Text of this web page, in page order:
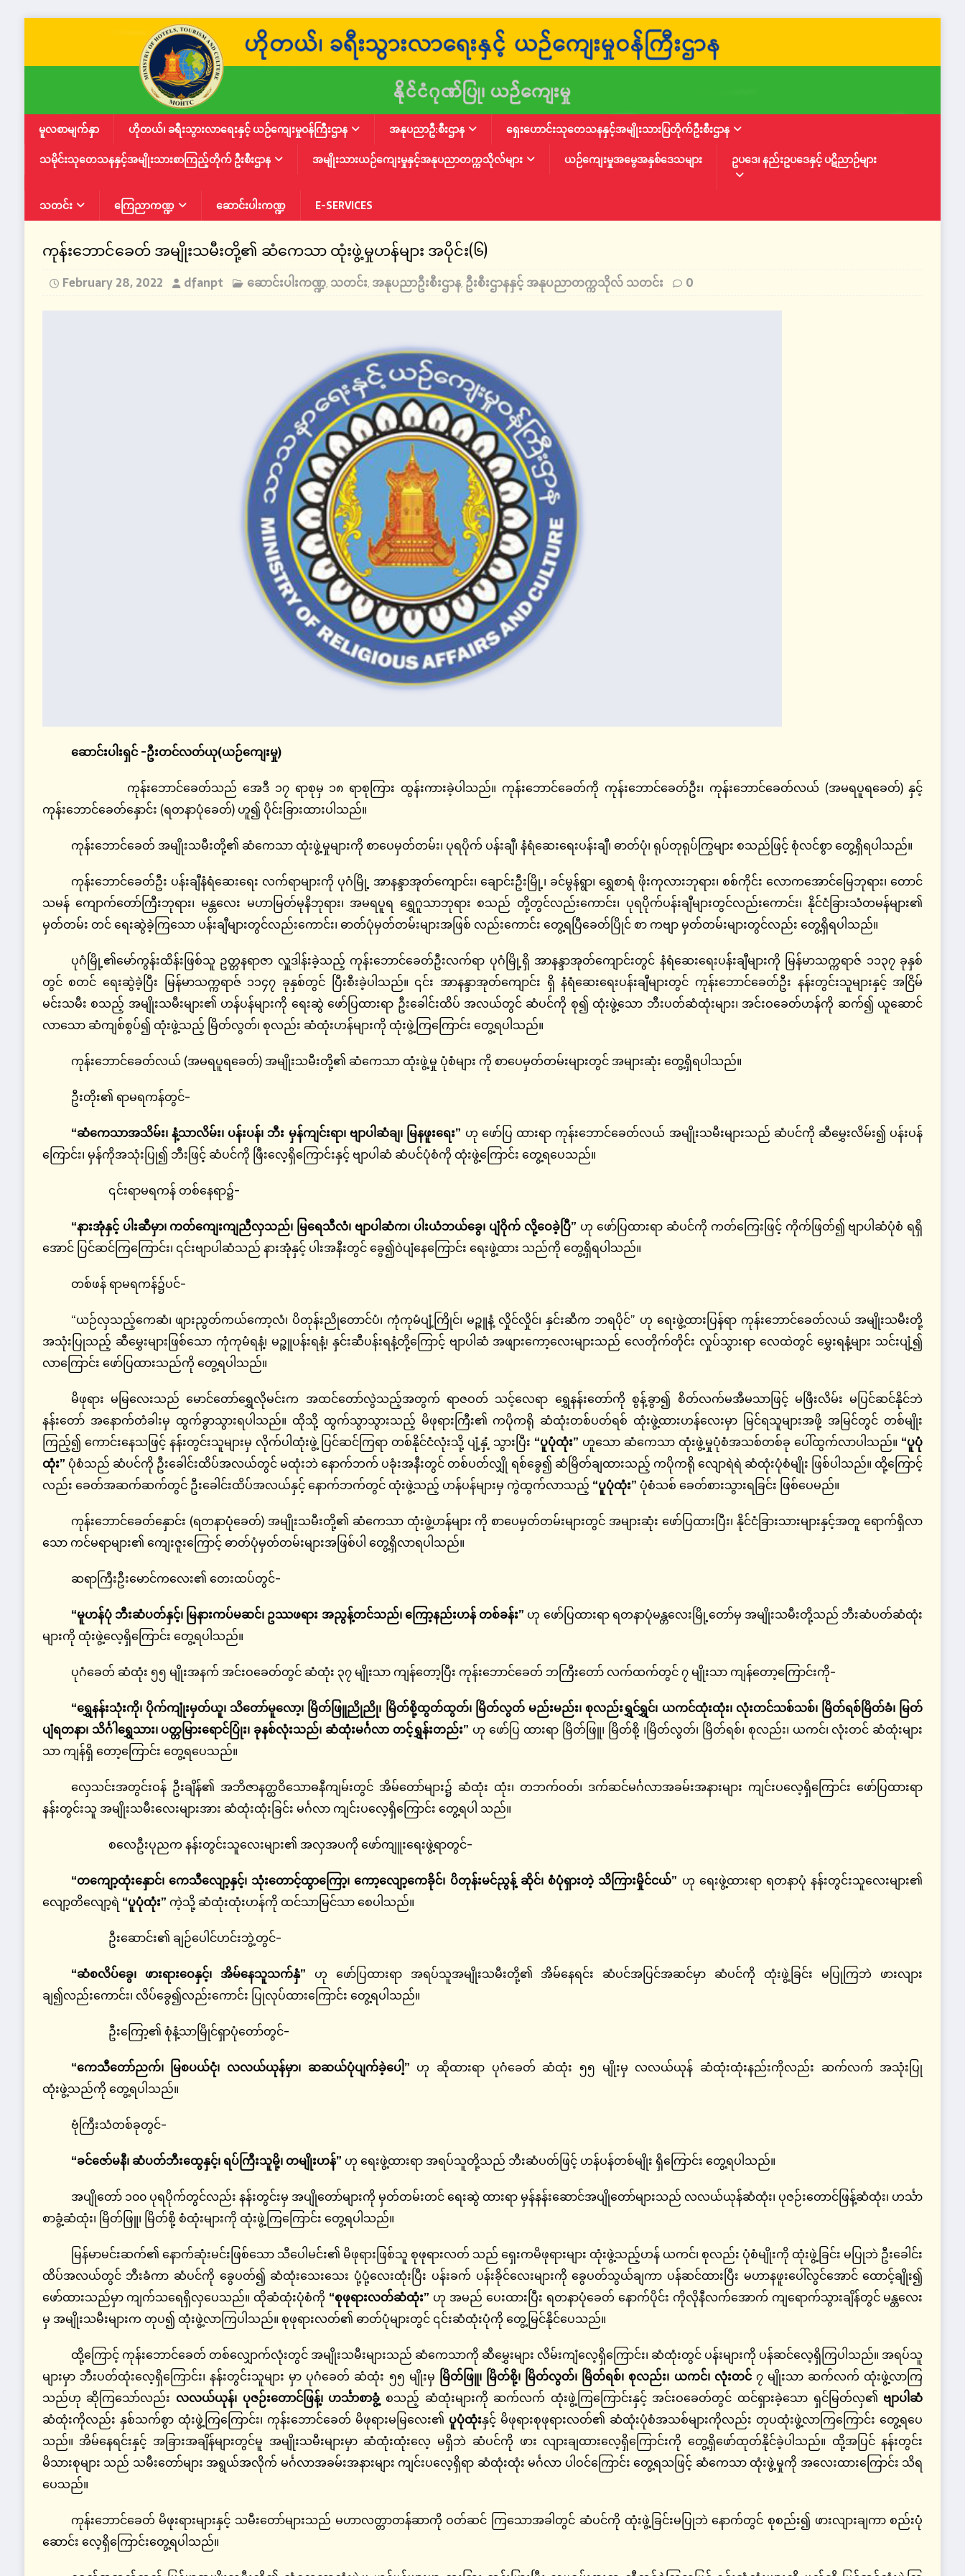
မူလစာမျက်နှာ ဟိုတယ်၊ ခရီးသွားလာရေးနှင့် ယဉ်ကျေးမှုဝန်ကြီးဌာန အနုပညာဦ:စီးဌာန
ရှေးဟောင်းသုတေသနနှင့်အမျိုးသားပြတိုက်ဦးစီးဌာန
သမိုင်းသုတေသနနှင့်အမျိုးသားစာကြည့်တိုက် ဦးစီးဌာန
အမျိုးသားယဉ်ကျေးမှုနှင့်အနုပညာတက္ကသိုလ်များ ယဉ်ကျေးမှုအမွေအနှစ်ဒေသများ ဥပဒေ၊ နည်းဥပဒေနှင့် ပဋိညာဉ်များ
သတင်း ကြေညာကဏ္ဍ ဆောင်းပါးကဏ္ဍ E-SERVICES
ကုန်းဘောင်ခေတ် အမျိုးသမီးတို့၏ ဆံကေသာ ထုံးဖွဲ့မှုဟန်များ အပိုင်း(၆)
February 28, 2022 dfanpt ဆောင်းပါးကဏ္ဍ, သတင်း, အနုပညာဦးစီးဌာန, ဦးစီးဌာနနှင့် အနုပညာတက္ကသိုလ် သတင်း 0
ဆောင်းပါးရှင် -ဦးတင်လတ်ယု(ယဉ်ကျေးမှု)
ကုန်းဘောင်ခေတ်သည် အေဒီ ၁၇ ရာစုမှ ၁၈ ရာစုကြား ထွန်းကားခဲ့ပါသည်။ ကုန်းဘောင်ခေတ်ကို ကုန်းဘောင်ခေတ်ဦး၊ ကုန်းဘောင်ခေတ်လယ် (အမရပူရခေတ်) နှင့်
ကုန်းဘောင်ခေတ်နှောင်း (ရတနာပုံခေတ်) ဟူ၍ ပိုင်းခြားထားပါသည်။
ကုန်းဘောင်ခေတ် အမျိုးသမီးတို့၏ ဆံကေသာ ထုံးဖွဲ့မှုများကို စာပေမှတ်တမ်း၊ ပုရပိုက် ပန်းချီ၊ နံရံဆေးရေးပန်းချီ၊ ဓာတ်ပုံ၊ ရုပ်တုရုပ်ကြွများ စသည်ဖြင့် စုံလင်စွာ တွေ့ရှိရပါသည်။
ကုန်းဘောင်ခေတ်ဦး ပန်းချီနံရံဆေးရေး လက်ရာများကို ပုဂံမြို့ အာနန္ဒာအုတ်ကျောင်း၊ ချောင်းဦးမြို့၊ ခင်မွန်ရွာ၊ ရွှေစာရံ ဖိုးကုလားဘုရား၊ စစ်ကိုင်း လောကအောင်မြေဘုရား၊ တောင်
သမန် ကျောက်တော်ကြီးဘုရား၊ မန္တလေး မဟာမြတ်မုနိဘုရား၊ အမရပူရ ရွှေဂူသာဘုရား စသည် တို့တွင်လည်းကောင်း၊ ပုရပိုက်ပန်းချီများတွင်လည်းကောင်း၊ နိုင်ငံခြားသံတမန်များ၏
မှတ်တမ်း တင် ရေးဆွဲခဲ့ကြသော ပန်းချီများတွင်လည်းကောင်း၊ ဓာတ်ပုံမှတ်တမ်းများအဖြစ် လည်းကောင်း တွေ့ရပြီခေတ်ပြိုင် စာ ကဗျာ မှတ်တမ်းများတွင်လည်း တွေ့ရှိရပါသည်။
ပုဂံမြို့၏မော်ကွန်းထိန်းဖြစ်သူ ဥတ္တနရာဇာ လှူဒါန်းခဲ့သည့် ကုန်းဘောင်ခေတ်ဦးလက်ရာ ပုဂံမြို့ရှိ အာနန္ဒာအုတ်ကျောင်းတွင် နံရံဆေးရေးပန်းချီများကို မြန်မာသက္ကရာဇ် ၁၁၃၇ ခုနှစ်
တွင် စတင် ရေးဆွဲခဲ့ပြီး မြန်မာသက္ကရာဇ် ၁၁၄၇ ခုနှစ်တွင် ပြီးစီးခဲ့ပါသည်။ ၎င်း အာနန္ဒာအုတ်ကျောင်း ရှိ နံရံဆေးရေးပန်းချီများတွင် ကုန်းဘောင်ခေတ်ဦး နန်းတွင်းသူများနှင့် အငြိမ်
မင်းသမီး စသည့် အမျိုးသမီးများ၏ ဟန်ပန်များကို ရေးဆွဲ ဖော်ပြထားရာ ဦးခေါင်းထိပ် အလယ်တွင် ဆံပင်ကို စု၍ ထုံးဖွဲ့သော ဘီးပတ်ဆံထုံးများ၊ အင်းဝခေတ်ဟန်ကို ဆက်၍ ယူဆောင်
လာသော ဆံကျစ်စွပ်၍ ထုံးဖွဲ့သည့် မြိတ်လွတ်၊ စုလည်း ဆံထုံးဟန်များကို ထုံးဖွဲ့ကြကြောင်း တွေ့ရပါသည်။
ကုန်းဘောင်ခေတ်လယ် (အမရပူရခေတ်) အမျိုးသမီးတို့၏ ဆံကေသာ ထုံးဖွဲ့မှု ပုံစံများ ကို စာပေမှတ်တမ်းများတွင် အများဆုံး တွေ့ရှိရပါသည်။
ဦးတိုး၏ ရာမရကန်တွင်-
“ဆံကေသာအသိမ်း၊ နံ့သာလိမ်း၊ ပန်းပန်၊ ဘီး မှန်ကျင်းရာ၊ ဗျာပါဆံချ၊ မြနဖူး‌ရေး” ဟု ဖော်ပြ ထားရာ ကုန်းဘောင်ခေတ်လယ် အမျိုးသမီးများသည် ဆံပင်ကို ဆီမွှေးလိမ်း၍ ပန်းပန်
ကြောင်း၊ မှန်ကိုအသုံးပြု၍ ဘီးဖြင့် ဆံပင်ကို ဖြီးလေ့ရှိကြောင်းနှင့် ဗျာပါဆံ ဆံပင်ပုံစံကို ထုံးဖွဲ့ကြောင်း တွေ့ရပေသည်။
၎င်းရာမရကန် တစ်နေရာ၌-
“နားအုံနှင့် ပါးဆီမှာ၊ ကတ်ကျေးကျညီလှသည်၊ မြရေသီလံ၊ ဗျာပါဆံက၊ ပါးယံဘယ်ခွေ၊ ပျံဝိုက် လို့ဝေခဲ့ပြီ” ဟု ဖော်ပြထားရာ ဆံပင်ကို ကတ်ကြေးဖြင့် ကိုက်ဖြတ်၍ ဗျာပါဆံပုံစံ ရရှိ
အောင် ပြင်ဆင်ကြကြောင်း၊ ၎င်းဗျာပါဆံသည် နားအုံနှင့် ပါးအနီးတွင် ခွေ၍ဝဲပျံနေကြောင်း ရေးဖွဲ့ထား သည်ကို တွေ့ရှိရပါသည်။
တစ်ဖန် ရာမရကန်၌ပင်-
“ယဉ်လှသည့်ကေဆံ၊ ဖျားညွတ်ကယ်ကော့လံ၊ ပိတုန်းညိုတောင်ပံ၊ ကုံကုမံပျံ့ကြိုင်၊ မဉ္ဇူနံ့ လှိုင်လှိုင်၊ နှင်းဆီက ဘရပိုင်” ဟု ရေးဖွဲ့ထားပြန်ရာ ကုန်းဘောင်ခေတ်လယ် အမျိုးသမီးတို့
အသုံးပြုသည့် ဆီမွှေးများဖြစ်သော ကုံကုမံရနံ့၊ မဉ္ဇူပန်းရနံ့၊ နှင်းဆီပန်းရနံ့တို့ကြောင့် ဗျာပါဆံ အဖျားကော့လေးများသည် လေတိုက်တိုင်း လှုပ်သွားရာ လေထဲတွင် မွှေးရနံ့များ သင်းပျံ့၍
လာကြောင်း ဖော်ပြထားသည်ကို တွေ့ရပါသည်။
မိဖုရား မမြလေးသည် မောင်တော်ရွှေလိုမင်းက အထင်တော်လွဲသည့်အတွက် ရာဇဝတ် သင့်လေရာ ရွှေနန်းတော်ကို စွန့်ခွာ၍ စိတ်လက်မအီမသာဖြင့် မဖြီးလိမ်း မပြင်ဆင်နိုင်ဘဲ
နန်းတော် အနောက်တံခါးမှ ထွက်ခွာသွားရပါသည်။ ထိုသို့ ထွက်သွာသွားသည့် မိဖုရားကြီး၏ ကပိုကရို ဆံထုံးတစ်ပတ်ရစ် ထုံးဖွဲ့ထားဟန်လေးမှာ မြင်ရသူများအဖို့ အမြင်တွင် တစ်မျိုး
ကြည့်၍ ကောင်းနေသဖြင့် နန်းတွင်းသူများမှ လိုက်ပါထုံးဖွဲ့ ပြင်ဆင်ကြရာ တစ်နိုင်ငံလုံးသို့ ပျံ့နှံ့ သွားပြီး “ပူပုံထုံး”ဟူသော ဆံကေသာ ထုံးဖွဲ့မှုပုံစံအသစ်တစ်ခု ပေါ်ထွက်လာပါသည်။ “ပူပုံ
ထုံး” ပုံစံသည် ဆံပင်ကို ဦးခေါင်းထိပ်အလယ်တွင် မထုံးဘဲ နောက်ဘက် ပခုံးအနီးတွင် တစ်ပတ်လျှို ရစ်ခွေ၍ ဆံမြိတ်ချထားသည့် ကပိုကရို လျောရဲရဲ ဆံထုံးပုံစံမျိုး ဖြစ်ပါသည်။ ထို့ကြောင့်
လည်း ခေတ်အဆက်ဆက်တွင် ဦးခေါင်းထိပ်အလယ်နှင့် နောက်ဘက်တွင် ထုံးဖွဲ့သည့် ဟန်ပန်များမှ ကွဲထွက်လာသည့် “ပူပုံထုံး” ပုံစံသစ် ခေတ်စားသွားရခြင်း ဖြစ်ပေမည်။
ကုန်းဘောင်ခေတ်နှောင်း (ရတနာပုံခေတ်) အမျိုးသမီးတို့၏ ဆံကေသာ ထုံးဖွဲ့ဟန်များ ကို စာပေမှတ်တမ်းများတွင် အများဆုံး ဖော်ပြထားပြီး၊ နိုင်ငံခြားသားများနှင့်အတူ ရောက်ရှိလာ
သော ကင်မရာများ၏ ကျေးဇူးကြောင့် ဓာတ်ပုံမှတ်တမ်းများအဖြစ်ပါ တွေ့ရှိလာရပါသည်။
ဆရာကြီးဦးမောင်ကလေး၏ တေးထပ်တွင်-
“မူဟန်ပုံ ဘီးဆံပတ်နှင့်၊ မြနားကပ်မဆင်၊ ဥဿဖရား အညွန့်တင်သည်၊ ကြော့နည်းဟန် တစ်ခန်း”ဟု ဖော်ပြထားရာ ရတနာပုံမန္တလေးမြို့တော်မှ အမျိုးသမီးတို့သည် ဘီးဆံပတ်ဆံထုံး
များကို ထုံးဖွဲ့လေ့ရှိကြောင်း တွေ့ရပါသည်။
ပုဂံခေတ် ဆံထုံး ၅၅ မျိုးအနက် အင်းဝခေတ်တွင် ဆံထုံး ၃၇ မျိုးသာ ကျန်တော့ပြီး ကုန်းဘောင်ခေတ် ဘကြီးတော် လက်ထက်တွင် ၇ မျိုးသာ ကျန်တော့ကြောင်းကို-
“ရွှေနန်းသုံးကို၊ ပိုက်ကျုံးမှတ်ယူ၊ သိတော်မူလော့၊ မြိတ်ဖြူညိုညို၊ မြိတ်စို့ထွတ်ထွတ်၊ မြိတ်လွတ် မည်းမည်း၊ စုလည်းရွှင်ရွှင်၊ ယကင်ထုံးထုံး၊ လုံးတင်သစ်သစ်၊ မြိတ်ရစ်မြိတ်ခံ၊ မြတ်
ပျံရတနာ၊ သိင်္ဂါရွှေသား၊ ပတ္တမြားရောင်ပြုံး၊ ခုနစ်လုံးသည်၊ ဆံထုံးမင်္ဂလာ တင့်ရွှန်းတည်း” ဟု ဖော်ပြ ထားရာ မြိတ်ဖြူ၊ မြိတ်စို့ ၊မြိတ်လွတ်၊ မြိတ်ရစ်၊ စုလည်း၊ ယကင်၊ လုံးတင် ဆံထုံးများ
သာ ကျန်ရှိ တော့ကြောင်း တွေ့ရပေသည်။
လှေသင်းအတွင်းဝန် ဦးချိန်၏ အဘိဇာနတ္ထဝိသောဓနီကျမ်းတွင် အိမ်တော်များ၌ ဆံထုံး ထုံး၊ တဘက်ဝတ်၊ ဒက်ဆင်မင်္ဂလာအခမ်းအနားများ ကျင်းပလေ့ရှိကြောင်း ဖော်ပြထားရာ
နန်းတွင်းသူ အမျိုးသမီးလေးများအား ဆံထုံးထုံးခြင်း မင်္ဂလာ ကျင်းပလေ့ရှိကြောင်း တွေ့ရပါ သည်။
စလေဦးပုညက နန်းတွင်းသူလေးများ၏ အလှအပကို ဖော်ကျူးရေးဖွဲ့ရာတွင်-
“တကျော့ထုံးနှောင်၊ ကေသီလျော့နှင့်၊ သုံးတောင့်ထွာကြော့၊ ကော့လျော့ကေခိုင်၊ ပိတုန်းမင်ညွန့် ဆိုင်၊ စံပုံရှားတဲ့ သိကြားမှိုင်ငယ်” ဟု ရေးဖွဲ့ထားရာ ရတနာပုံ နန်းတွင်းသူလေးများ၏
လျော့တိလျော့ရဲ “ပူပုံထုံး”ကဲ့သို့ ဆံထုံးထုံးဟန်ကို ထင်သာမြင်သာ စေပါသည်။
ဦးဆောင်း၏ ချဉ်ပေါင်ဟင်းဘွဲ့တွင်-
“ဆံစလိပ်ခွေ၊ ဖားရားဝေနှင့်၊ အိမ်နေသူသက်နှံ” ဟု ဖော်ပြထားရာ အရပ်သူအမျိုးသမီးတို့၏ အိမ်နေရင်း ဆံပင်အပြင်အဆင်မှာ ဆံပင်ကို ထုံးဖွဲ့ခြင်း မပြုကြဘဲ ဖားလျား
ချ၍လည်းကောင်း၊ လိပ်ခွေ၍လည်းကောင်း ပြုလုပ်ထားကြောင်း တွေ့ရပါသည်။
ဦးကြော့၏ စုံနံ့သာမြိုင်ရှာပုံတော်တွင်-
“ကေသီတော်ညက်၊ မြစပယ်ငုံ၊ လလယ်ယုန်မှာ၊ ဆဆယ်ပုံပျက်ခဲ့ပေါ့” ဟု ဆိုထားရာ ပုဂံခေတ် ဆံထုံး ၅၅ မျိုးမှ လလယ်ယုန် ဆံထုံးထုံးနည်းကိုလည်း ဆက်လက် အသုံးပြု
ထုံးဖွဲ့သည်ကို တွေ့ရပါသည်။
ဗုံကြီးသံတစ်ခုတွင်-
“ခင်ဇော်မနီ၊ ဆံပတ်ဘီးထွေနှင့်၊ ရပ်ကြီးသူမို့၊ တမျိုးဟန်”ဟု ရေးဖွဲ့ထားရာ အရပ်သူတို့သည် ဘီးဆံပတ်ဖြင့် ဟန်ပန်တစ်မျိုး ရှိကြောင်း တွေ့ရပါသည်။
အပျိုတော် ၁၀၀ ပုရပိုက်တွင်လည်း နန်းတွင်းမှ အပျိုတော်များကို မှတ်တမ်းတင် ရေးဆွဲ ထားရာ မှန်နန်းဆောင်အပျိုတော်များသည် လလယ်ယုန်ဆံထုံး၊ ပုဇဉ်းတောင်ဖြန့်ဆံထုံး၊ ဟင်္သာ
စာခွံ့ဆံထုံး၊ မြိတ်ဖြူ၊ မြိတ်စို့ စံထုံးများကို ထုံးဖွဲ့ကြကြောင်း တွေ့ရပါသည်။
မြန်မာမင်းဆက်၏ နောက်ဆုံးမင်းဖြစ်သော သီပေါမင်း၏ မိဖုရားဖြစ်သူ စုဖုရားလတ် သည် ရှေးကမိဖုရားများ ထုံးဖွဲ့သည့်ဟန် ယကင်၊ စုလည်း ပုံစံမျိုးကို ထုံးဖွဲ့ခြင်း မပြုဘဲ ဦးခေါင်း
ထိပ်အလယ်တွင် ဘီးခံကာ ဆံပင်ကို ခွေပတ်၍ ဆံထုံးသေးသေး ပုံ့ပုံ့လေးထုံးပြီး ပန်းခက် ပန်းခိုင်လေးများကို ခွေပတ်သွယ်ချကာ ပန်ဆင်ထားပြီး မဟာနဖူးပေါ်လွင်အောင် ထောင့်ချိုး၍
ဖော်ထားသည်မှာ ကျက်သရေရှိလှပေသည်။ ထိုဆံထုံးပုံစံကို “စုဖုရားလတ်ဆံထုံး” ဟု အမည် ပေးထားပြီး ရတနာပုံခေတ် နောက်ပိုင်း ကိုလိုနီလက်အောက် ကျရောက်သွားချိန်တွင် မန္တလေး
မှ အမျိုးသမီးများက တုပ၍ ထုံးဖွဲ့လာကြပါသည်။ စုဖုရားလတ်၏ ဓာတ်ပုံများတွင် ၎င်းဆံထုံးပုံကို တွေ့မြင်နိုင်ပေသည်။
ထို့ကြောင့် ကုန်းဘောင်ခေတ် တစ်လျှောက်လုံးတွင် အမျိုးသမီးများသည် ဆံကေသာကို ဆီမွှေးများ လိမ်းကျံလေ့ရှိကြောင်း၊ ဆံထုံးတွင် ပန်းများကို ပန်ဆင်လေ့ရှိကြပါသည်။ အရပ်သူ
များမှာ ဘီးပတ်ထုံးလေ့ရှိကြောင်း၊ နန်းတွင်းသူများ မှာ ပုဂံခေတ် ဆံထုံး ၅၅ မျိုးမှ မြိတ်ဖြူ၊ မြိတ်စို့၊ မြိတ်လွတ်၊ မြိတ်ရစ်၊ စုလည်း၊ ယကင်၊ လုံးတင်၇ မျိုးသာ ဆက်လက် ထုံးဖွဲ့လာကြ
သည်ဟု ဆိုကြသော်လည်း လလယ်ယုန်၊ ပုဇဉ်းတောင်ဖြန့်၊ ဟင်္သာစာခွံ့ စသည့် ဆံထုံးများကို ဆက်လက် ထုံးဖွဲ့ကြကြောင်းနှင့် အင်းဝခေတ်တွင် ထင်ရှားခဲ့သော ရှင်မြတ်လှ၏ ဗျာပါဆံ
ဆံထုံးကိုလည်း နှစ်သက်စွာ ထုံးဖွဲ့ကြကြောင်း၊ ကုန်းဘောင်ခေတ် မိဖုရားမမြလေး၏ ပူပုံထုံးနှင့် မိဖုရားစုဖုရားလတ်၏ ဆံထုံးပုံစံအသစ်များကိုလည်း တုပထုံးဖွဲ့လာကြကြောင်း တွေ့ရပေ
သည်။ အိမ်နေရင်းနှင့် အခြားအချိန်များတွင်မူ အမျိုးသမီးများမှာ ဆံထုံးထုံးလေ့ မရှိဘဲ ဆံပင်ကို ဖား လျားချထားလေ့ရှိကြောင်းကို တွေ့ရှိဖော်ထုတ်နိုင်ခဲ့ပါသည်။ ထို့အပြင် နန်းတွင်း
မိသားစုများ သည် သမီးတော်များ အရွယ်အလိုက် မင်္ဂလာအခမ်းအနားများ ကျင်းပလေ့ရှိရာ ဆံထုံးထုံး မင်္ဂလာ ပါဝင်ကြောင်း တွေ့ရသဖြင့် ဆံကေသာ ထုံးဖွဲ့မှုကို အလေးထားကြောင်း သိရ
ပေသည်။
ကုန်းဘောင်ခေတ် မိဖုးရားများနှင့် သမီးတော်များသည် မဟာလတ္တာတန်ဆာကို ဝတ်ဆင် ကြသောအခါတွင် ဆံပင်ကို ထုံးဖွဲ့ခြင်းမပြုဘဲ နောက်တွင် စုစည်း၍ ဖားလျားချကာ စည်းပုံ
ဆောင်း လေ့ရှိကြောင်း‌တွေ့ရပါသည်။